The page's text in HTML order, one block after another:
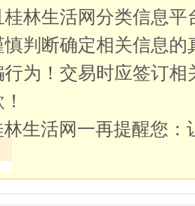
林生活网分类信息
判断确定相关信息
为！交易时应签订
林生活网一再提醒您